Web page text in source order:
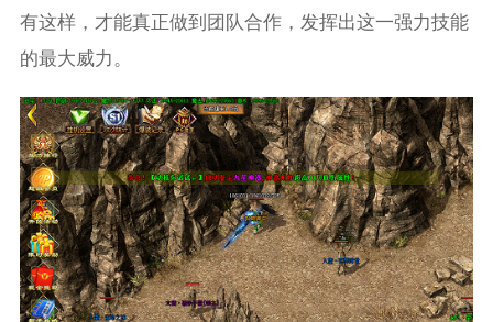
有这样，才能真正做到团队合作，发挥出这一强力技能
的最大威力。